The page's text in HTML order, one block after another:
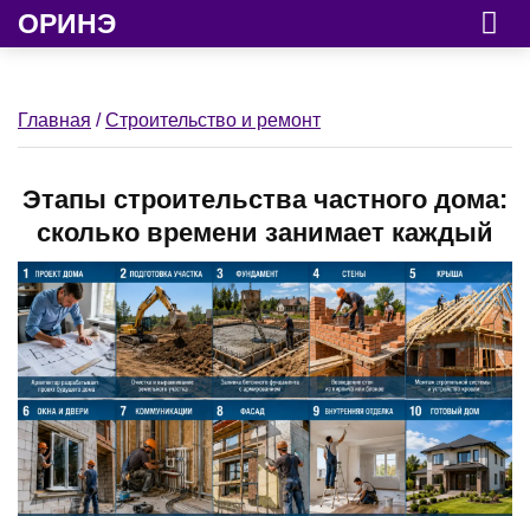
ОРИНЭ
Главная /Строительство и ремонт
Этапы строительства частного дома:
сколько времени занимает каждый